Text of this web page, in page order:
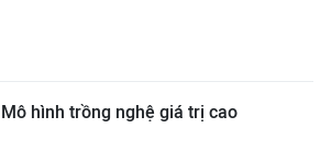
Mô hình trồng nghệ giá trị cao